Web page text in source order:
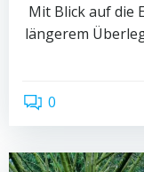
Mit Blick auf die
längerem
0